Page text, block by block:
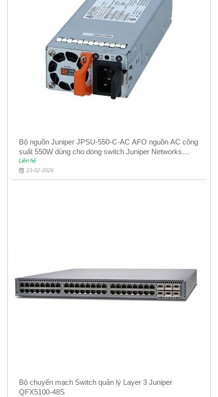
Bộ nguồn Juniper JPSU-550-C-AC AFO nguồn AC công
suất 550W dùng cho dòng switch Juniper Networks
EX4400
Liên hệ
23-02-2026
Bộ chuyển mạch Switch quản lý Layer 3 Juniper
QFX5100-48S